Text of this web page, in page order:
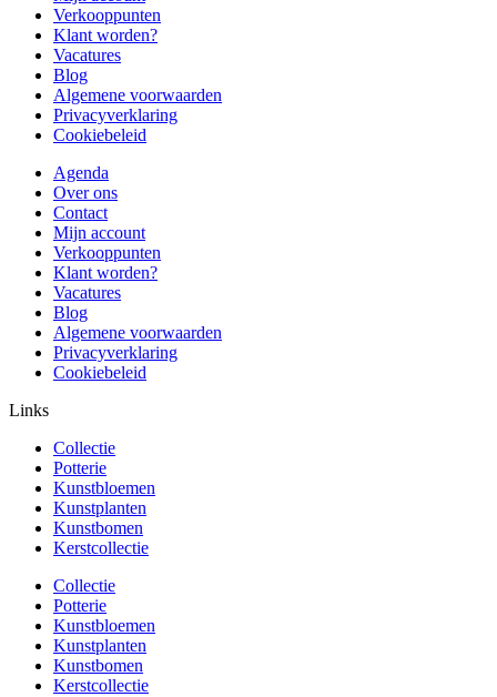
Verkooppunten
Klant worden?
Vacatures
Blog
Algemene voorwaarden
Privacyverklaring
Cookiebeleid
Agenda
Over ons
Contact
Mijn account
Verkooppunten
Klant worden?
Vacatures
Blog
Algemene voorwaarden
Privacyverklaring
Cookiebeleid
Links
Collectie
Potterie
Kunstbloemen
Kunstplanten
Kunstbomen
Kerstcollectie
Collectie
Potterie
Kunstbloemen
Kunstplanten
Kunstbomen
Kerstcollectie